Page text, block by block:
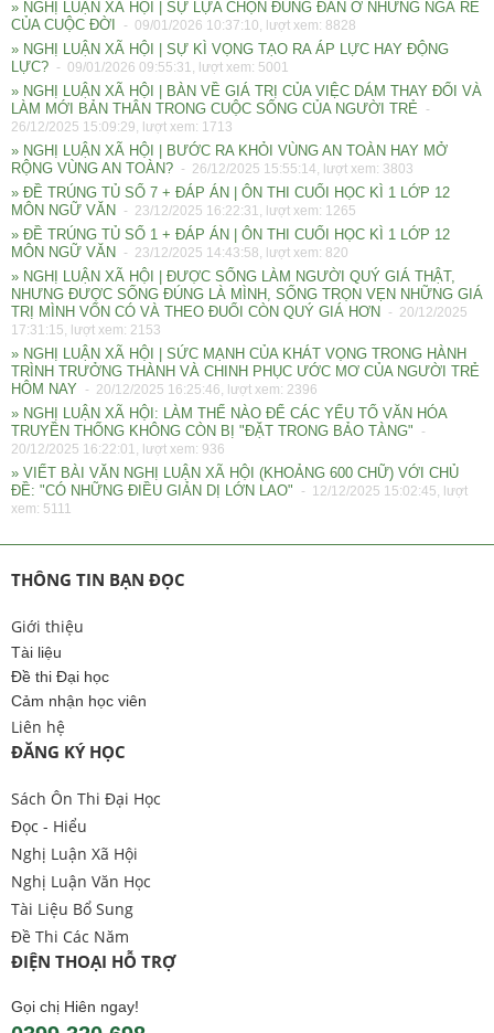
» NGHỊ LUẬN XÃ HỘI | SỰ LỰA CHỌN ĐÚNG ĐẮN Ở NHỮNG NGÃ RẼ
CỦA CUỘC ĐỜI
- 09/01/2026 10:37:10, lượt xem: 8828
» NGHỊ LUẬN XÃ HỘI | SỰ KÌ VỌNG TẠO RA ÁP LỰC HAY ĐỘNG
LỰC? - 09/01/2026 09:55:31, lượt xem: 5001
» NGHỊ LUẬN XÃ HỘI | BÀN VỀ GIÁ TRỊ CỦA VIỆC DÁM THAY ĐỔI VÀ
LÀM MỚI BẢN THÂN TRONG CUỘC SỐNG CỦA NGƯỜI TRẺ
-
26/12/2025 15:09:29, lượt xem: 1713
» NGHỊ LUẬN XÃ HỘI | BƯỚC RA KHỎI VÙNG AN TOÀN HAY MỞ
RỘNG VÙNG AN TOÀN? - 26/12/2025 15:55:14, lượt xem: 3803
» ĐỀ TRÚNG TỦ SỐ 7 + ĐÁP ÁN | ÔN THI CUỐI HỌC KÌ 1 LỚP 12
MÔN NGỮ VĂN
- 23/12/2025 16:22:31, lượt xem: 1265
» ĐỀ TRÚNG TỦ SỐ 1 + ĐÁP ÁN | ÔN THI CUỐI HỌC KÌ 1 LỚP 12
MÔN NGỮ VĂN
- 23/12/2025 14:43:58, lượt xem: 820
» NGHỊ LUẬN XÃ HỘI | ĐƯỢC SỐNG LÀM NGƯỜI QUÝ GIÁ THẬT,
NHƯNG ĐƯỢC SỐNG ĐÚNG LÀ MÌNH, SỐNG TRỌN VẸN NHỮNG GIÁ
TRỊ MÌNH VỐN CÓ VÀ THEO ĐUỔI CÒN QUÝ GIÁ HƠN
- 20/12/2025
17:31:15, lượt xem: 2153
» NGHỊ LUẬN XÃ HỘI | SỨC MẠNH CỦA KHÁT VỌNG TRONG HÀNH
TRÌNH TRƯỞNG THÀNH VÀ CHINH PHỤC ƯỚC MƠ CỦA NGƯỜI TRẺ
HÔM NAY
- 20/12/2025 16:25:46, lượt xem: 2396
» NGHỊ LUẬN XÃ HỘI: LÀM THẾ NÀO ĐỂ CÁC YẾU TỐ VĂN HÓA
TRUYỀN THỐNG KHÔNG CÒN BỊ "ĐẶT TRONG BẢO TÀNG"
-
20/12/2025 16:22:01, lượt xem: 936
» VIẾT BÀI VĂN NGHỊ LUẬN XÃ HỘI (KHOẢNG 600 CHỮ) VỚI CHỦ
ĐỀ: "CÓ NHỮNG ĐIỀU GIẢN DỊ LỚN LAO"
- 12/12/2025 15:02:45, lượt
xem: 5111
THÔNG TIN BẠN ĐỌC
Giới thiệu
Tài liệu
Đề thi Đại học
Cảm nhận học viên
Liên hệ
ĐĂNG KÝ HỌC
Sách Ôn Thi Đại Học
Đọc - Hiểu
Nghị Luận Xã Hội
Nghị Luận Văn Học
Tài Liệu Bổ Sung
Đề Thi Các Năm
ĐIỆN THOẠI HỖ TRỢ
Gọi chị Hiên ngay!